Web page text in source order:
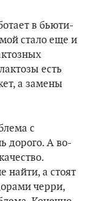
в бьюти-
стало еще и
есть
а замены
с
дорого. А во-
найти, а стоят
черри,